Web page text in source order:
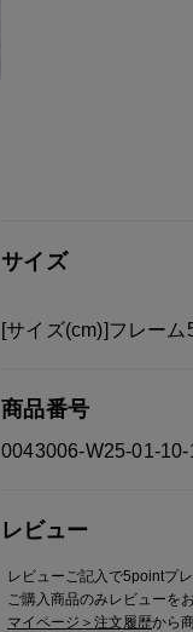
・ユニセックスで使い
・初めての伊達メガネ
モニターの設定状況
総柄の商品は使用し
サイズ
[サイズ(cm)]フレー
商品番号
0043006-W25-01-10-
レビュー
レビューご記入で5pointプレ
ご購入商品のみレビューを
マイページ＞注文履歴から